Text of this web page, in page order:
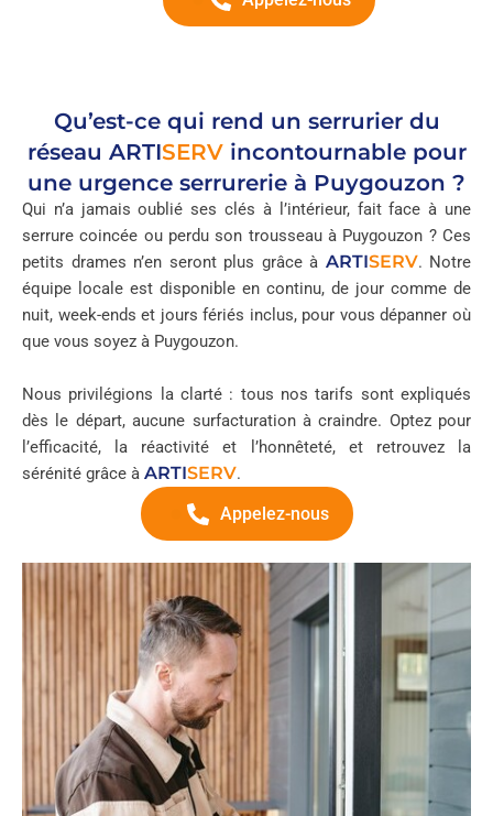
Qu’est-ce qui rend un serrurier du
réseau ARTISERVincontournable pour
une urgence serrurerie à Puygouzon ?
Qui n’a jamais oublié ses clés à l’intérieur, fait face à une
serrure coincée ou perdu son trousseau à Puygouzon ? Ces
petits drames n’en seront plus grâce à ARTISERV. Notre
équipe locale est disponible en continu, de jour comme de
nuit, week-ends et jours fériés inclus, pour vous dépanner où
que vous soyez à Puygouzon.
Nous privilégions la clarté : tous nos tarifs sont expliqués
dès le départ, aucune surfacturation à craindre. Optez pour
l’efficacité, la réactivité et l’honnêteté, et retrouvez la
sérénité grâce à ARTISERV.
Appelez-nous